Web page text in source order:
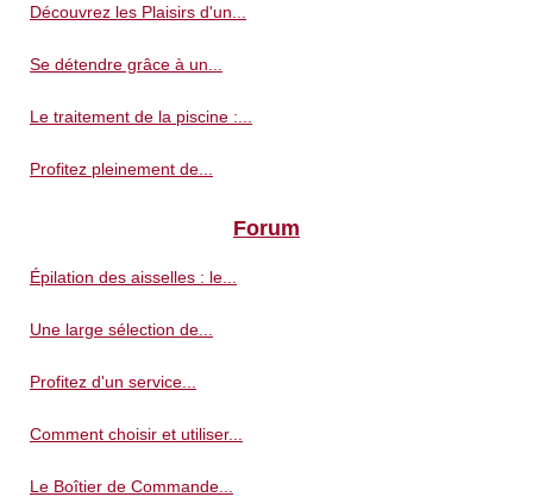
Découvrez les Plaisirs d'un...
Se détendre grâce à un...
Le traitement de la piscine :...
Profitez pleinement de...
Forum
Épilation des aisselles : le...
Une large sélection de...
Profitez d'un service...
Comment choisir et utiliser...
Le Boîtier de Commande...